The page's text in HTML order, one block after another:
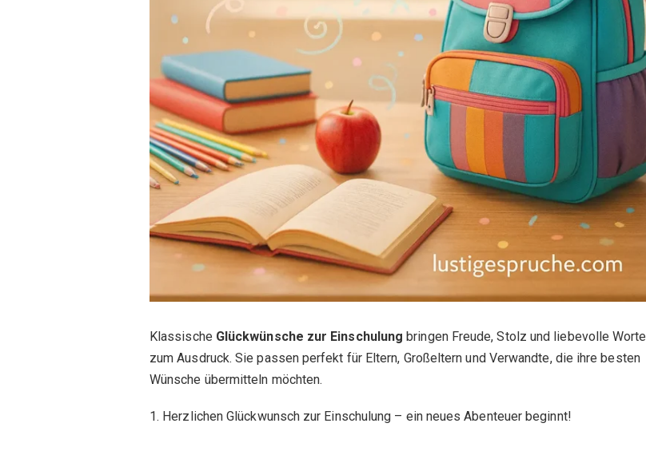
Klassische Glückwünsche zur Einschulung bringen Freude, Stolz und liebevolle Worte
zum Ausdruck. Sie passen perfekt für Eltern, Großeltern und Verwandte, die ihre besten
Wünsche übermitteln möchten.
1. Herzlichen Glückwunsch zur Einschulung – ein neues Abenteuer beginnt!